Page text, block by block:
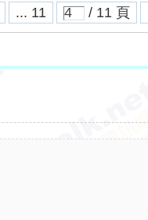
... 11 / 11 頁